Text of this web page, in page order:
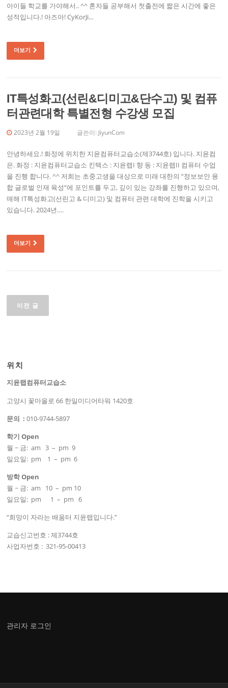
아이들 학교를 가야해서.. ^^ 혼자들 공부해서 첫출전에 짧은 시간에 좋은
성적입니다.! 아즈아! CyKorJi…
더보기
IT특성화고(선린&디미고&단수고) 및 컴퓨
터관련대학 특별전형 수강생 모집
2023년 2월 19일 글쓴이: JiyunCom
안녕하세요.! 화정에 위치한 지윤컴퓨터교습소(제3744호) 입니다. 지윤컴
은. 화정 : 지윤컴퓨터교습소 킨텍스 : 지윤랩I 향 동 : 지윤랩II 컴퓨터 수업
을 진행 합니다. ^^ 저희는 초중고생을 대상으로 미래 대한의 “정보보안 융
합 글로벌 인재 육성“에 포인트를 두고, 깊이 있는 강좌를 진행하고 있으며,
매해 IT특성화고(선린고 & 디미고) 및 컴퓨터 관련 대학에 진학을 시키고
있습니다. 2024년….
더보기
이전 글
위치
지윤랩컴퓨터교습소
고양시 꽃마을로 66 한일미디어타워 1420호
문의 :010-9744-5897
학기 Open
월 ~ 금: am 3 – pm 9
일요일: pm 1 – pm 6
방학 Open
월 ~ 금: am 10 – pm 10
일요일: pm 1 – pm 6
“희망이 자라는 배움터 지윤랩입니다.”
교습신고번호 : 제3744호
사업자번호 : 321-95-00413
관리자 로그인
Adams secret male enhancement Reload male enhancement